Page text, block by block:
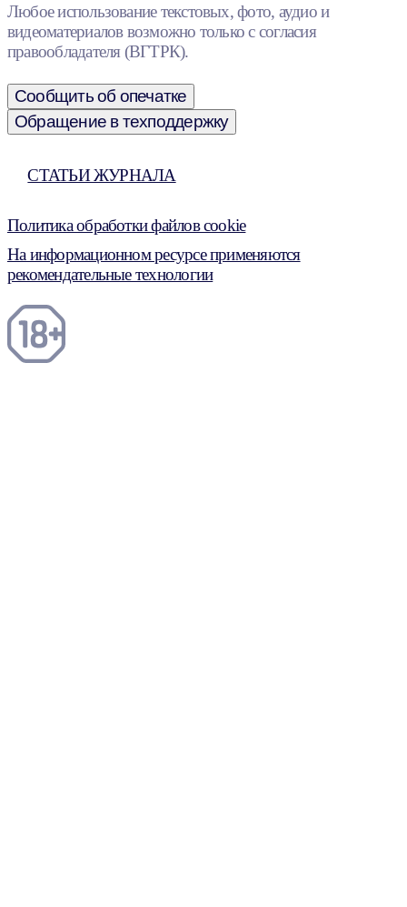
Любое использование текстовых, фото, аудио и
видеоматериалов возможно только с согласия
правообладателя (ВГТРК).
Сообщить об опечатке
Обращение в техподдержку
СТАТЬИ ЖУРНАЛА
Политика обработки файлов cookie
На информационном ресурсе применяются
рекомендательные технологии